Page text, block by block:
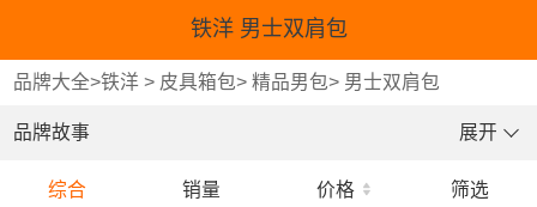
铁洋 男士双肩包
品牌大全>铁洋 > 皮具箱包>精品男包> 男士双肩包
品牌故事 展开
综合 销量 价格 筛选